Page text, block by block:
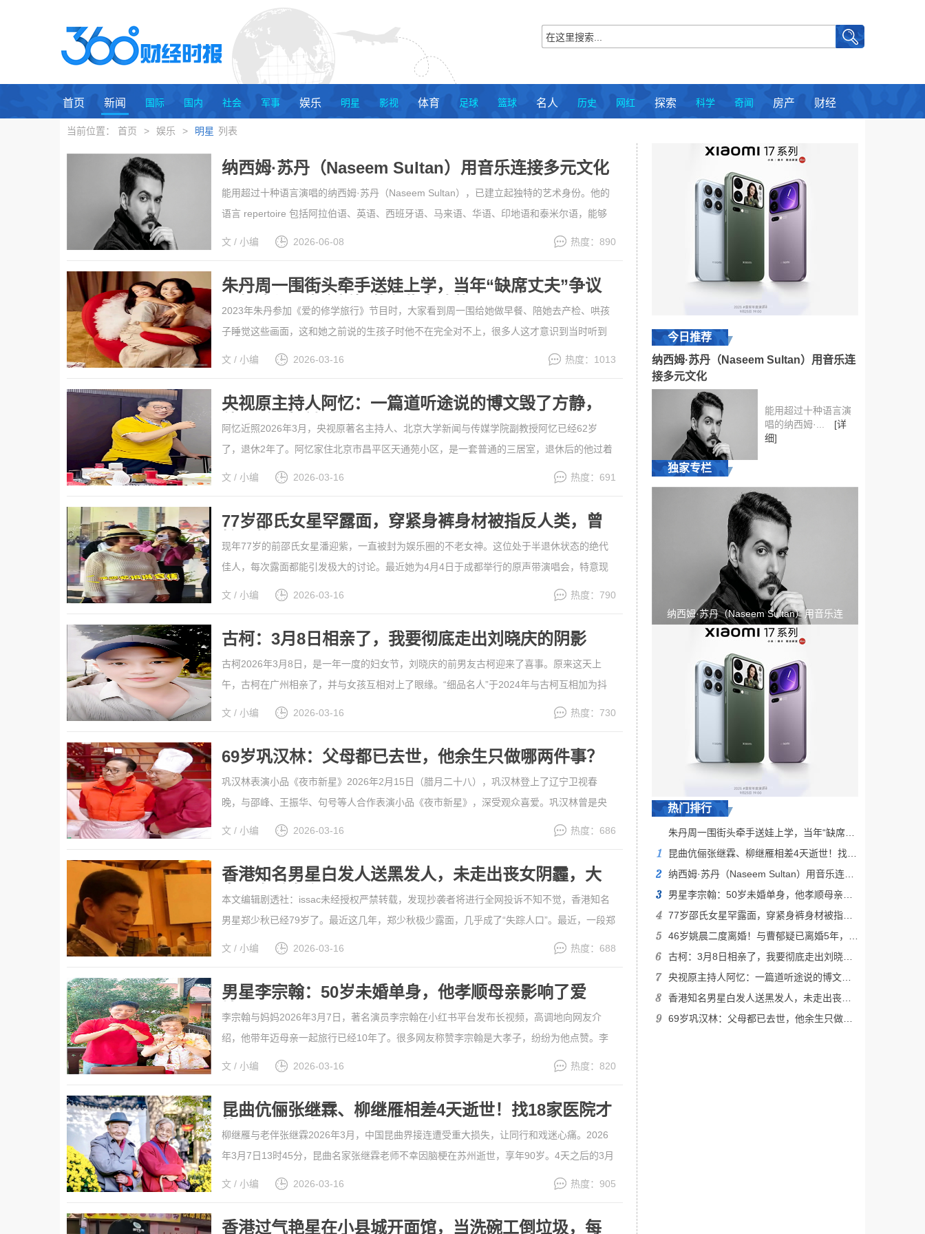
首页 新闻 国际 国内 社会 军事 娱乐 明星 影视 体育 足球 篮球 名人 历史 网红 探索 科学 奇闻 房产 财经
当前位置： 首页 > 娱乐 > 明星 列表
纳西姆·苏丹（Naseem Sultan）用音乐连接多元文化
能用超过十种语言演唱的纳西姆·苏丹（Naseem Sultan），已建立起独特的艺术身份。他的
语言 repertoire 包括阿拉伯语、英语、西班牙语、马来语、华语、印地语和泰米尔语，能够
融合世界各地不同的音乐影响和听众群体。据艺术家及其制作团队透露，这张即将于2026年8
文 / 小编 2026-06-08 热度：890
朱丹周一围街头牵手送娃上学，当年“缺席丈夫”争议
再起波澜，真实婚姻藏在柴米油盐里
2023年朱丹参加《爱的修学旅行》节目时，大家看到周一围给她做早餐、陪她去产检、哄孩
子睡觉这些画面，这和她之前说的生孩子时他不在完全对不上，很多人这才意识到当时听到
的并不是全部事实。早前朱丹在采访里提到生孩子时周一围不在旁边，网上一下子热闹起
[详细]
文 / 小编 2026-03-16 热度：1013
央视原主持人阿忆：一篇道听途说的博文毁了方静，
他是暖心好继父
阿忆近照2026年3月，央视原著名主持人、北京大学新闻与传媒学院副教授阿忆已经62岁
了，退休2年了。阿忆家住北京市昌平区天通苑小区，是一套普通的三居室，退休后的他过着
京城普通百姓的生活。62岁的阿忆头发白了，肚腩突出，脊背有些佝偻，看上去就像个小老
文 / 小编 2026-03-16 热度：691
77岁邵氏女星罕露面，穿紧身裤身材被指反人类，曾
嫁已故TVB男星
现年77岁的前邵氏女星潘迎紫，一直被封为娱乐圈的不老女神。这位处于半退休状态的绝代
佳人，每次露面都能引发极大的讨论。最近她为4月4日于成都举行的原声带演唱会，特意现
身内地街头拍摄宣传片。据悉届时她将与另一位不老女神赵雅芝同台。在拍摄现场，潘迎紫
[详细]
文 / 小编 2026-03-16 热度：790
古柯：3月8日相亲了，我要彻底走出刘晓庆的阴影
古柯2026年3月8日，是一年一度的妇女节，刘晓庆的前男友古柯迎来了喜事。原来这天上
午，古柯在广州相亲了，并与女孩互相对上了眼缘。“细品名人”于2024年与古柯互相加为抖
音好友，两年多来一直保持着密切联系。“细品名人”写过多篇古柯与刘晓庆的文章，文章内容
文 / 小编 2026-03-16 热度：730
69岁巩汉林：父母都已去世，他余生只做哪两件事？
巩汉林表演小品《夜市新星》2026年2月15日（腊月二十八），巩汉林登上了辽宁卫视春
晚，与邵峰、王振华、句号等人合作表演小品《夜市新星》，深受观众喜爱。巩汉林曾是央
视春晚的钉子户，先后18次登上央视春晚，受到中老年观众的追捧。巩汉林的妻子金珠也是
细]
文 / 小编 2026-03-16 热度：686
香港知名男星白发人送黑发人，未走出丧女阴霾，大
女儿自杀身亡
本文编辑剧透社：issac未经授权严禁转载，发现抄袭者将进行全网投诉不知不觉，香港知名
男星郑少秋已经79岁了。最近这几年，郑少秋极少露面，几乎成了“失踪人口”。最近，一段郑
少秋7年前的视频，在网上流传。当时，郑少秋受邀参与粉丝见面会，这段视频于近日上传之
文 / 小编 2026-03-16 热度：688
男星李宗翰：50岁未婚单身，他孝顺母亲影响了爱
情？
李宗翰与妈妈2026年3月7日，著名演员李宗翰在小红书平台发布长视频，高调地向网友介
绍，他带年迈母亲一起旅行已经10年了。很多网友称赞李宗翰是大孝子，纷纷为他点赞。李
宗翰今年已经50岁了，依然未婚单身。有网友认为：李宗翰将主要时间和精力都用在母亲身
文 / 小编 2026-03-16 热度：820
昆曲伉俪张继霖、柳继雁相差4天逝世！找18家医院才
找到一间病房
柳继雁与老伴张继霖2026年3月，中国昆曲界接连遭受重大损失，让同行和戏迷心痛。2026
年3月7日13时45分，昆曲名家张继霖老师不幸因脑梗在苏州逝世，享年90岁。4天之后的3月
11日22点39分，张继霖老师的夫人——著名昆曲表演艺术家柳继雁老师，也不幸在苏州逝
文 / 小编 2026-03-16 热度：905
香港过气艳星在小县城开面馆，当洗碗工倒垃圾，每
今日推荐
纳西姆·苏丹（Naseem Sultan）用音乐连
接多元文化
能用超过十种语言演
唱的纳西姆·...
[详
细]
独家专栏
纳西姆·苏丹（Naseem Sultan）用音乐连
接多元文化
热门排行
朱丹周一围街头牵手送娃上学，当年“缺席丈夫”争议再起波澜，真实婚姻藏在柴米油盐里
昆曲伉俪张继霖、柳继雁相差4天逝世！找18家医院才找到一间病房
纳西姆·苏丹（Naseem Sultan）用音乐连接多元文化
男星李宗翰：50岁未婚单身，他孝顺母亲影响了爱情？
77岁邵氏女星罕露面，穿紧身裤身材被指反人类，曾嫁已故TVB男星
46岁姚晨二度离婚！与曹郁疑已离婚5年，离婚原因疑曝光
古柯：3月8日相亲了，我要彻底走出刘晓庆的阴影
央视原主持人阿忆：一篇道听途说的博文毁了方静，他是暖心好继父
香港知名男星白发人送黑发人，未走出丧女阴霾，大女儿自杀身亡
69岁巩汉林：父母都已去世，他余生只做哪两件事？